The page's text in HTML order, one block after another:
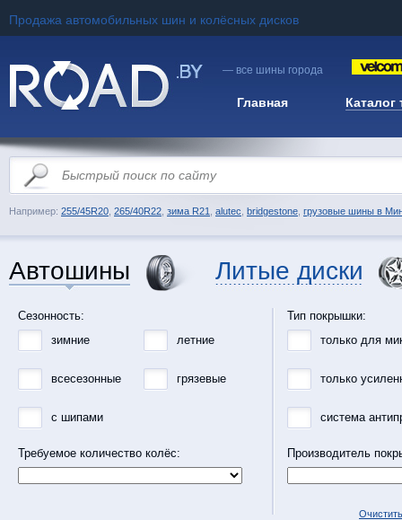
Продажа автомобильных шин и колёсных дисков
— все шины города
Главная Каталог
Например: 255/45R20 265/40R22 зима R21 alutec bridgestone грузовые шины в
Автошины Литые диски
Сезонность:
зимние
летние
всесезонные грязевые
с шипами
Требуемое количество колёс:
Тип покрышки:
только для
только
система
Производитель